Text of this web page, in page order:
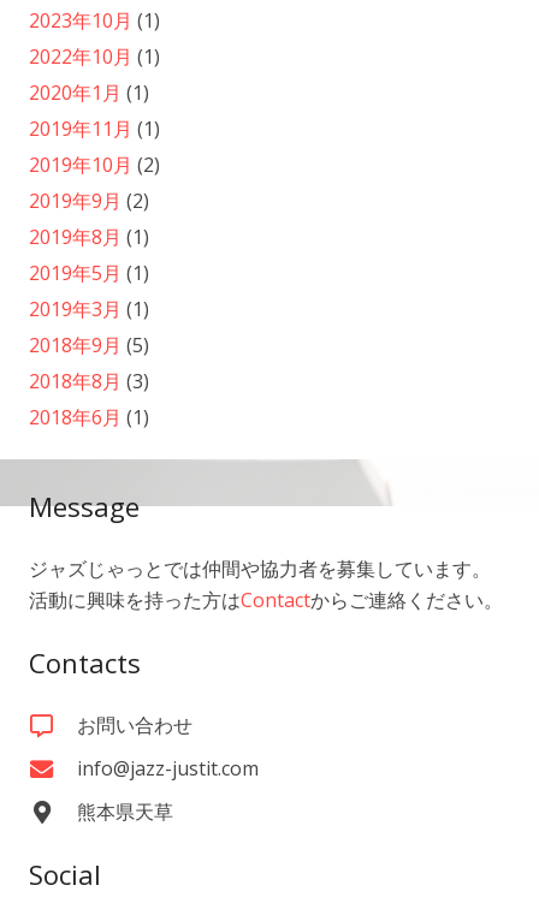
2023年10月 (1)
2022年10月 (1)
2020年1月 (1)
2019年11月 (1)
2019年10月 (2)
2019年9月 (2)
2019年8月 (1)
2019年5月 (1)
2019年3月 (1)
2018年9月 (5)
2018年8月 (3)
2018年6月 (1)
Message
ジャズじゃっとでは仲間や協力者を募集しています。
活動に興味を持った方はContactからご連絡ください。
Contacts
お問い合わせ
info@jazz-justit.com
熊本県天草
Social